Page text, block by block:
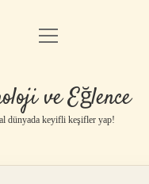
Anasayfa
Yasal Uyarı
menüyü
ve Eğlence
dünyada keyifli keşifler yap!